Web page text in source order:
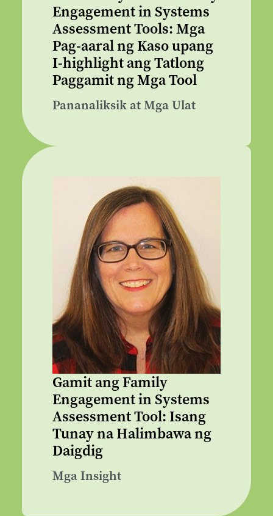
Engagement in Systems
Assessment Tools: Mga
Pag-aaral ng Kaso upang
I-highlight ang Tatlong
Paggamit ng Mga Tool
Pananaliksik at Mga Ulat
Gamit ang Family
Engagement in Systems
Assessment Tool: Isang
Tunay na Halimbawa ng
Daigdig
Mga Insight